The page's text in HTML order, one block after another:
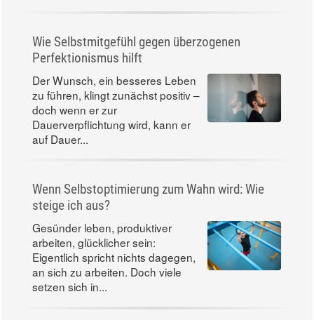
Wie Selbstmitgefühl gegen überzogenen
Perfektionismus hilft
Der Wunsch, ein besseres Leben
zu führen, klingt zunächst positiv –
doch wenn er zur
Dauerverpflichtung wird, kann er
auf Dauer...
Wenn Selbstoptimierung zum Wahn wird: Wie
steige ich aus?
Gesünder leben, produktiver
arbeiten, glücklicher sein:
Eigentlich spricht nichts dagegen,
an sich zu arbeiten. Doch viele
setzen sich in...